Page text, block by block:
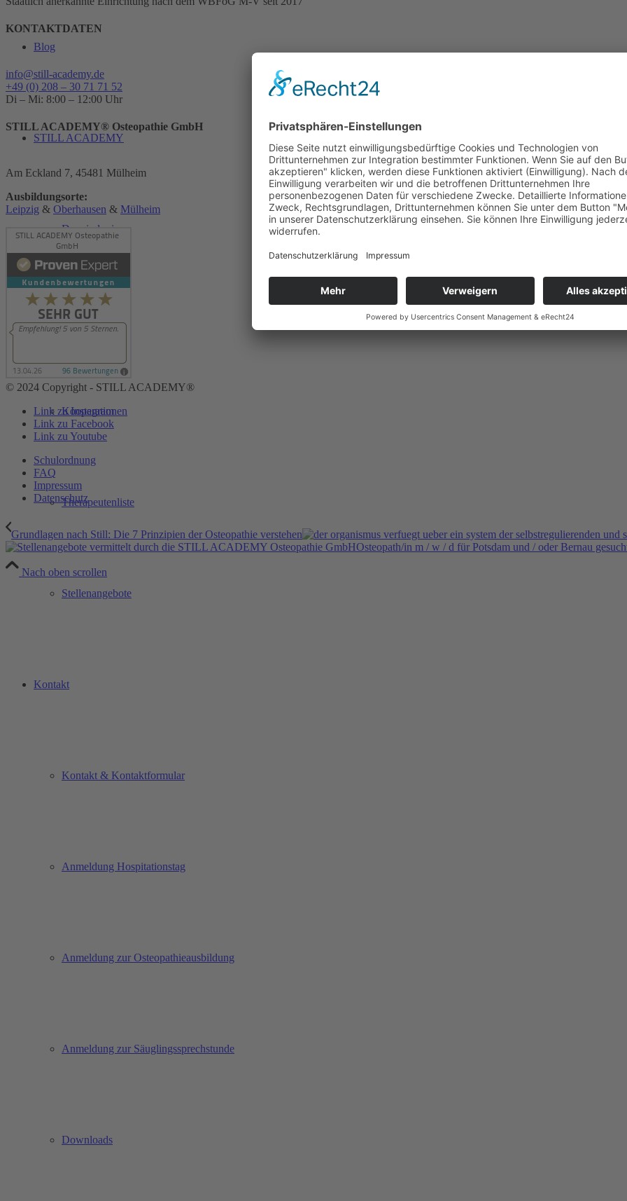
Blog
STILL ACADEMY
Das sind wir
Lehrende
Kooperationen
Therapeutenliste
Stellenangebote
Kontakt
Kontakt & Kontaktformular
Anmeldung Hospitationstag
Anmeldung zur Osteopathieausbildung
Anmeldung zur Säuglingssprechstunde
Downloads
KONTAKTDATEN
info@still-academy.de
+49 (0) 208 – 30 71 71 52
Di – Mi: 8:00 – 12:00 Uhr
STILL ACADEMY® Osteopathie GmbH
Am Eckland 7, 45481 Mülheim
Ausbildungsorte:
Leipzig & Oberhausen & Mülheim
© 2024 Copyright - STILL ACADEMY®
Link zu Instagram
Link zu Facebook
Link zu Youtube
Schulordnung
FAQ
Impressum
Datenschutz
Grundlagen nach Still: Die 7 Prinzipien der Osteopathie verstehen
Osteopath/in m / w / d für Potsdam und / oder Bernau
Nach oben scrollen